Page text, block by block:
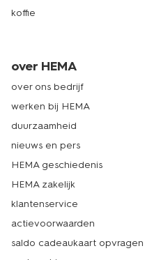
koffie
over HEMA
over ons bedrijf
werken bij HEMA
duurzaamheid
nieuws en pers
HEMA geschiedenis
HEMA zakelijk
klantenservice
actievoorwaarden
saldo cadeaukaart opvragen